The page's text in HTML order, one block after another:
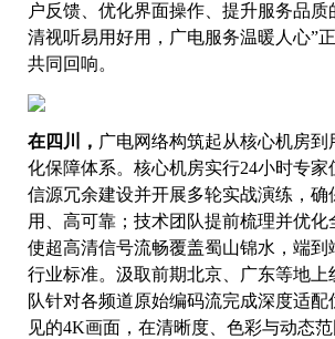
户反馈、优化界面操作、提升服务品质
清视听易用好用，广电服务温暖人心”
共同回响。
在四川， 广电网络构筑起从核心机房到
化保障体系。核心机房实行24小时专家
信源冗余建设并开展多轮实战演练，确
用、高可靠；技术团队提前梳理并优化
使超高清信号流畅覆盖蜀山锦水，端到
行业标准。汲取前期北京、广东等地上
队针对各频道原始编码流完成深度适配
见的4K画面，在清晰度、色彩与动态